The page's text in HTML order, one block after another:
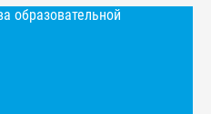
образовательной